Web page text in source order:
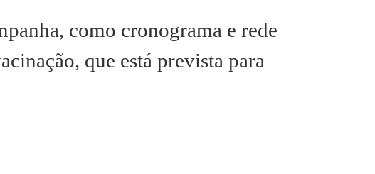
como cronograma e rede
que está prevista para